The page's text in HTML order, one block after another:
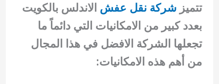
تتميزشركة نقل عفش الاندلس بالكويت
بعدد كبير من الامكانيات التي دائماً ما
تجعلها الشركة الافضل في هذا المجال
من أهم هذه الامكانيات: